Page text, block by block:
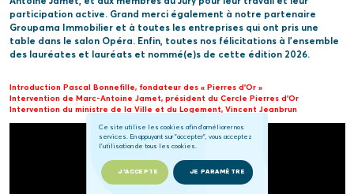
Ce site utilise les cookies afin d'améliorer nos
services. En appuyant sur "accepter", vous acceptez
l'utilisation de tous les cookies.
J'ACCEPTE JE PARAMÈTRE
participation active. Grand merci également à notre partenaire
Groupama Immobilier et à toutes les entreprises qui ont pris une
table dans le salon Opéra. Enfin, toutes nos félicitations à l’ensemble
des lauréates et lauréats et nommé(e)s de cette édition 2026.
Introduction Pascal Bonnefille, fondateur des « Pierres d’Or »
Intervention de Marc-Antoine Jamet, président du Cercle Pierres d’Or
Intervention du ministre de la Ville et du Logement, Vincent Jeanbrun